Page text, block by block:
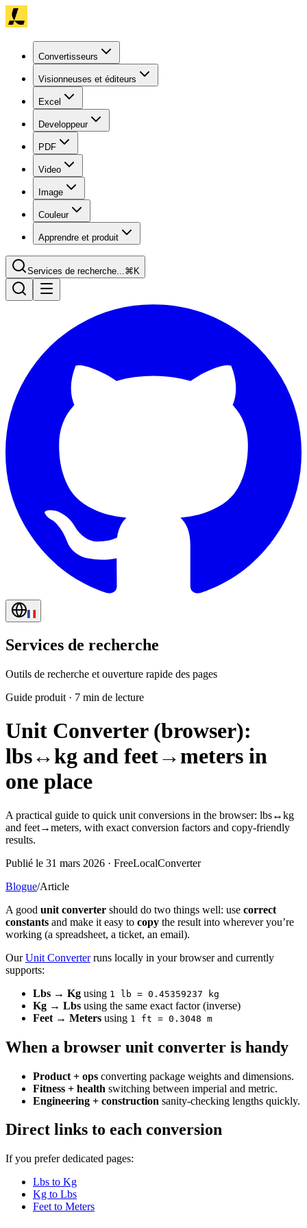
Convertisseurs
Visionneuses et éditeurs
Excel
Developpeur
PDF
Video
Image
Couleur
Apprendre et produit
Services de recherche...⌘K
Services de recherche
Outils de recherche et ouverture rapide des pages
Guide produit · 7 min de lecture
Unit Converter (browser):
lbs↔kg and feet→meters in
one place
A practical guide to quick unit conversions in the browser: lbs↔kg
and feet→meters, with exact conversion factors and copy-friendly
results.
Publié le 31 mars 2026 · FreeLocalConverter
Blogue/Article
A good unit converter should do two things well: use correct
constants and make it easy to copy the result into wherever you’re
working (a spreadsheet, a ticket, an email).
Our Unit Converter runs locally in your browser and currently
supports:
Lbs → Kg using 1 lb = 0.45359237 kg
Kg → Lbs using the same exact factor (inverse)
Feet → Meters using 1 ft = 0.3048 m
When a browser unit converter is handy
Product + ops converting package weights and dimensions.
Fitness + health switching between imperial and metric.
Engineering + construction sanity-checking lengths quickly.
Direct links to each conversion
If you prefer dedicated pages:
Lbs to Kg
Kg to Lbs
Feet to Meters